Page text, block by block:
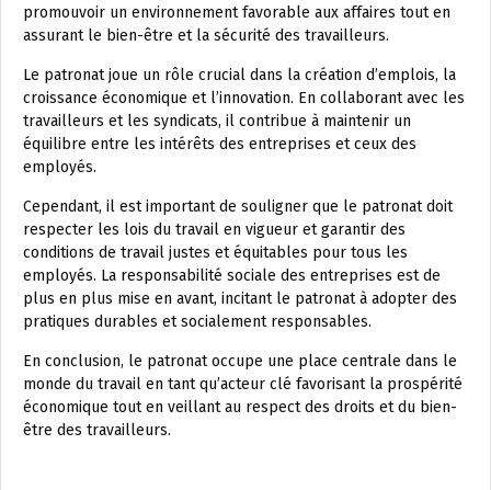
promouvoir un environnement favorable aux affaires tout en
assurant le bien-être et la sécurité des travailleurs.
Le patronat joue un rôle crucial dans la création d’emplois, la
croissance économique et l’innovation. En collaborant avec les
travailleurs et les syndicats, il contribue à maintenir un
équilibre entre les intérêts des entreprises et ceux des
employés.
Cependant, il est important de souligner que le patronat doit
respecter les lois du travail en vigueur et garantir des
conditions de travail justes et équitables pour tous les
employés. La responsabilité sociale des entreprises est de
plus en plus mise en avant, incitant le patronat à adopter des
pratiques durables et socialement responsables.
En conclusion, le patronat occupe une place centrale dans le
monde du travail en tant qu’acteur clé favorisant la prospérité
économique tout en veillant au respect des droits et du bien-
être des travailleurs.